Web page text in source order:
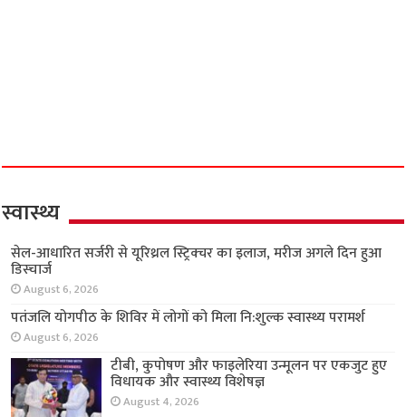
स्वास्थ्य
सेल-आधारित सर्जरी से यूरिथ्रल स्ट्रिक्चर का इलाज,
स्वास्थ्य परामर्श
August 6, 2026
टीबी, कुपोषण और फाइलेरिया उन्मूलन पर एकजुट हुए